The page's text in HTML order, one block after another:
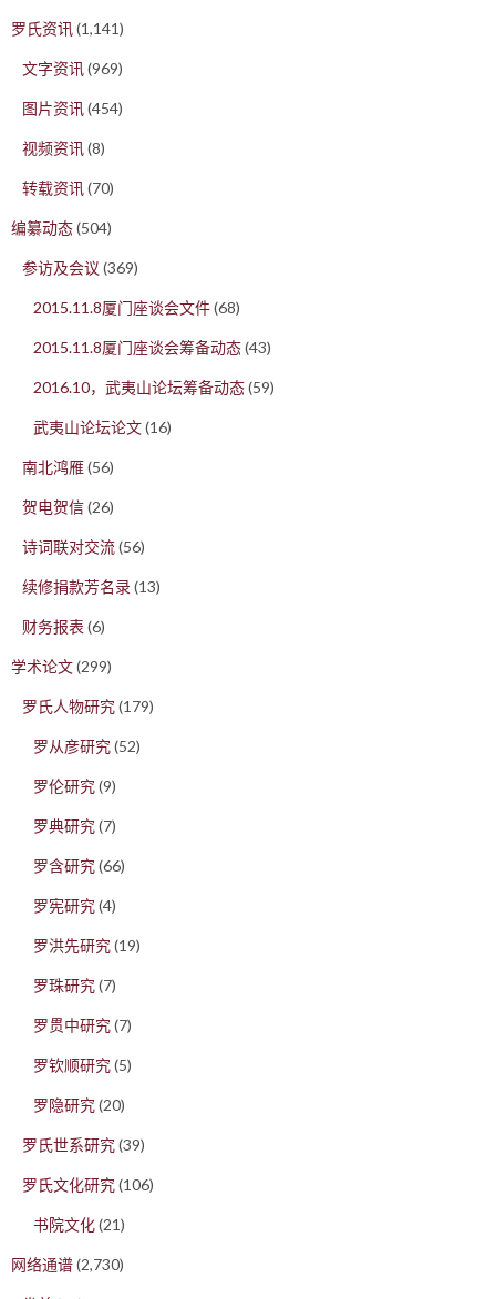
罗氏资讯(1,141)
文字资讯(969)
图片资讯(454)
视频资讯(8)
转载资讯(70)
编纂动态(504)
参访及会议 (369)
2015.11.8厦门座谈会文件(68)
2015.11.8厦门座谈会筹备动态(43)
2016.10，武夷山论坛筹备动态(59)
武夷山论坛论文(16)
南北鸿雁(56)
贺电贺信(26)
诗词联对交流(56)
续修捐款芳名录(13)
财务报表 (6)
学术论文(299)
罗氏人物研究(179)
罗从彦研究(52)
罗伦研究(9)
罗典研究(7)
罗含研究(66)
罗宪研究(4)
罗洪先研究(19)
罗珠研究(7)
罗贯中研究(7)
罗钦顺研究(5)
罗隐研究(20)
罗氏世系研究(39)
罗氏文化研究(106)
书院文化(21)
网络通谱(2,730)